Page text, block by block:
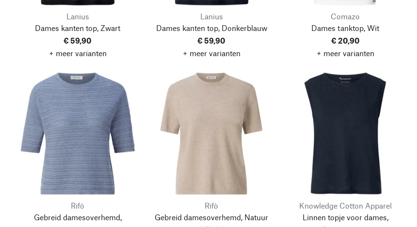
Lanius
Dames kanten top, Zwart
€ 59,90
+ meer varianten
Lanius
Dames kanten top, Donkerblauw
€ 59,90
+ meer varianten
Comazo
Dames tanktop, Wit
€ 20,90
+ meer varianten
Rifò
Gebreid damesoverhemd,
Rifò
Gebreid damesoverhemd, Natuur
Knowledge Cotton Apparel
Linnen topje voor dames,